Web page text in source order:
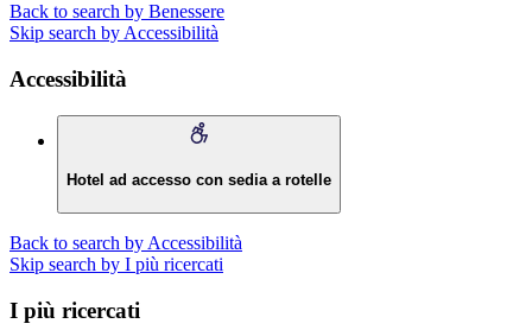
Back to search by Benessere
Skip search by Accessibilità
Accessibilità
Hotel ad accesso con sedia a rotelle
Back to search by Accessibilità
Skip search by I più ricercati
I più ricercati